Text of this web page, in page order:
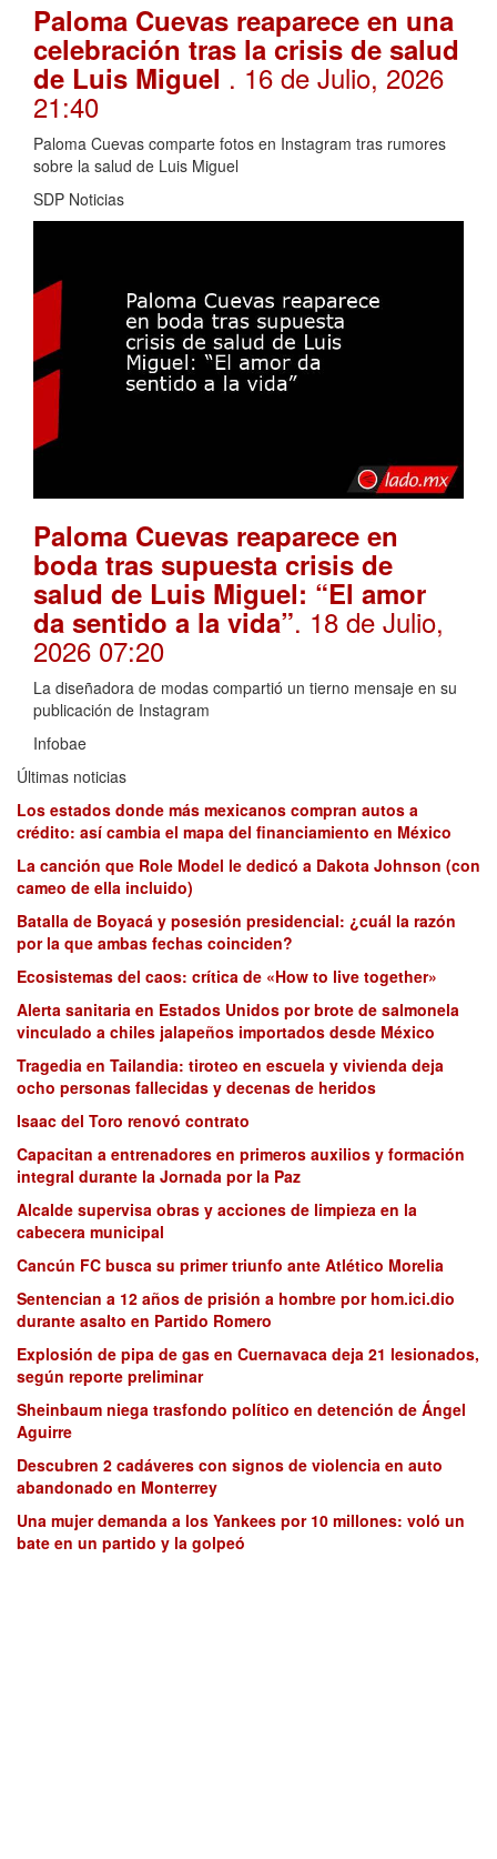
Paloma Cuevas reaparece en una
celebración tras la crisis de salud
de Luis Miguel . 16 de Julio, 2026
21:40
Paloma Cuevas comparte fotos en Instagram tras rumores
sobre la salud de Luis Miguel
SDP Noticias
Paloma Cuevas reaparece en
boda tras supuesta crisis de
salud de Luis Miguel: “El amor
da sentido a la vida”. 18 de Julio,
2026 07:20
La diseñadora de modas compartió un tierno mensaje en su
publicación de Instagram
Infobae
Últimas noticias
Los estados donde más mexicanos compran autos a
crédito: así cambia el mapa del financiamiento en México
La canción que Role Model le dedicó a Dakota Johnson (con
cameo de ella incluido)
Batalla de Boyacá y posesión presidencial: ¿cuál la razón
por la que ambas fechas coinciden?
Ecosistemas del caos: crítica de «How to live together»
Alerta sanitaria en Estados Unidos por brote de salmonela
vinculado a chiles jalapeños importados desde México
Tragedia en Tailandia: tiroteo en escuela y vivienda deja
ocho personas fallecidas y decenas de heridos
Isaac del Toro renovó contrato
Capacitan a entrenadores en primeros auxilios y formación
integral durante la Jornada por la Paz
Alcalde supervisa obras y acciones de limpieza en la
cabecera municipal
Cancún FC busca su primer triunfo ante Atlético Morelia
Sentencian a 12 años de prisión a hombre por hom.ici.dio
durante asalto en Partido Romero
Explosión de pipa de gas en Cuernavaca deja 21 lesionados,
según reporte preliminar
Sheinbaum niega trasfondo político en detención de Ángel
Aguirre
Descubren 2 cadáveres con signos de violencia en auto
abandonado en Monterrey
Una mujer demanda a los Yankees por 10 millones: voló un
bate en un partido y la golpeó